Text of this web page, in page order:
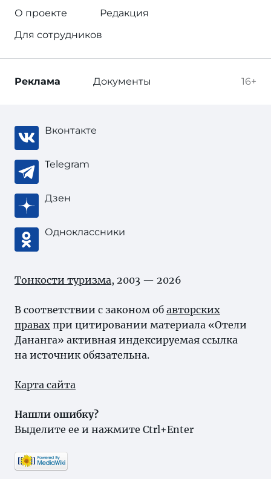
О проекте
Редакция
Для сотрудников
16+
Реклама Документы
Вконтакте
Telegram
Дзен
Одноклассники
Тонкости туризма, 2003 — 2026
В соответствии с законом об авторских
правах при цитировании материала «Отели
Дананга» активная индексируемая ссылка
на источник обязательна.
Карта сайта
Нашли ошибку?
Выделите ее и нажмите Ctrl+Enter